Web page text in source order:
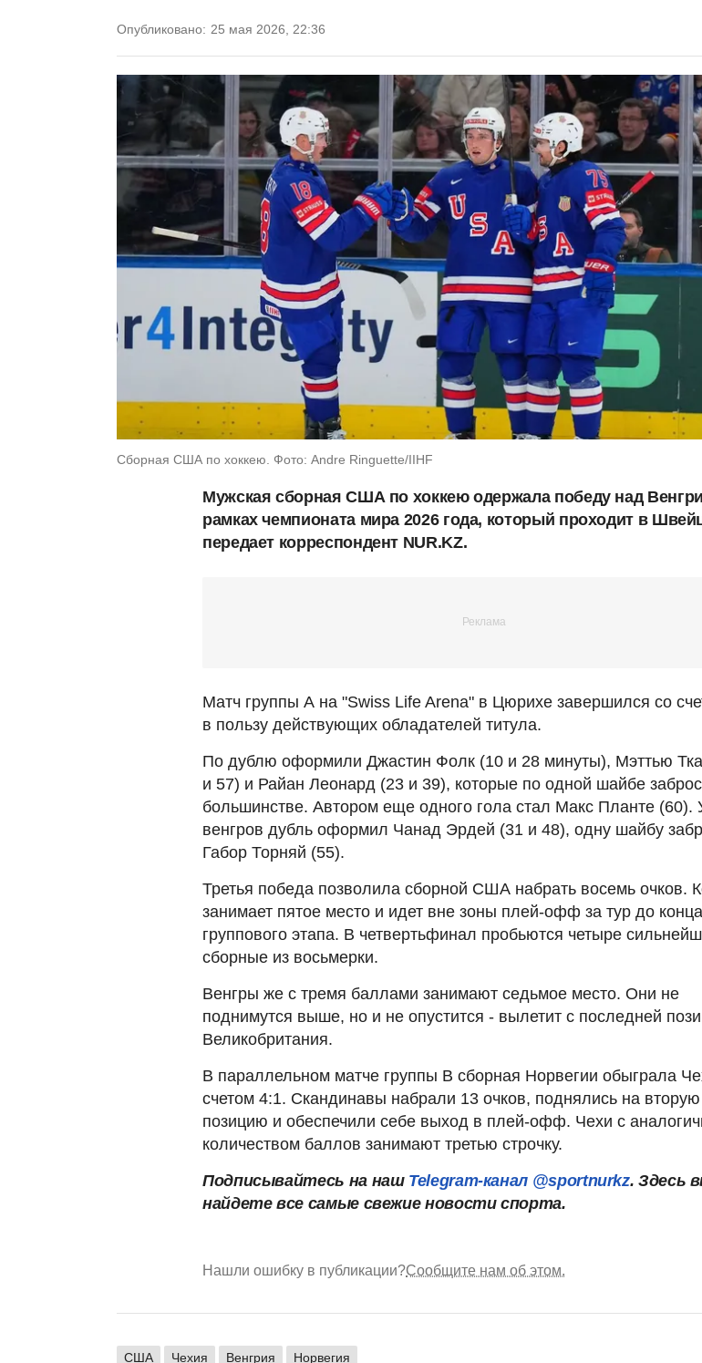
Опубликовано: 25 мая 2026, 22:36
Сборная США по хоккею. Фото: Andre Ringuette/IIHF
Мужская сборная США по хоккею одержала победу над
рамках чемпионата мира 2026 года, который проходит в
передает корреспондент NUR.KZ.
Матч группы А на "Swiss Life Arena" в Цюрихе завершился со
в пользу действующих обладателей титула.
По дублю оформили Джастин Фолк (10 и 28 минуты), Мэттью
и 57) и Райан Леонард (23 и 39), которые по одной шайбе
большинстве. Автором еще одного гола стал Макс Планте (60).
венгров дубль оформил Чанад Эрдей (31 и 48), одну шайбу
Габор Торняй (55).
Третья победа позволила сборной США набрать восемь очков.
занимает пятое место и идет вне зоны плей-офф за тур до конца
группового этапа. В четвертьфинал пробьются четыре
сборные из восьмерки.
Венгры же с тремя баллами занимают седьмое место. Они не
поднимутся выше, но и не опустится - вылетит с последней
Великобритания.
В параллельном матче группы В сборная Норвегии обыграла
счетом 4:1. Скандинавы набрали 13 очков, поднялись на вторую
позицию и обеспечили себе выход в плей-офф. Чехи с
количеством баллов занимают третью строчку.
Подписывайтесь на наш Telegram-канал @sportnurkz. Здесь
найдете все самые свежие новости спорта.
Нашли ошибку в публикации?Сообщите нам об этом.
США Чехия Венгрия Норвегия